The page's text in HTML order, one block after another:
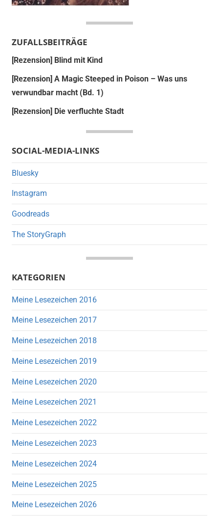
ZUFALLSBEITRÄGE
[Rezension] Blind mit Kind
[Rezension] A Magic Steeped in Poison – Was uns
verwundbar macht (Bd. 1)
[Rezension] Die verfluchte Stadt
SOCIAL-MEDIA-LINKS
Bluesky
Instagram
Goodreads
The StoryGraph
KATEGORIEN
Meine Lesezeichen 2016
Meine Lesezeichen 2017
Meine Lesezeichen 2018
Meine Lesezeichen 2019
Meine Lesezeichen 2020
Meine Lesezeichen 2021
Meine Lesezeichen 2022
Meine Lesezeichen 2023
Meine Lesezeichen 2024
Meine Lesezeichen 2025
Meine Lesezeichen 2026